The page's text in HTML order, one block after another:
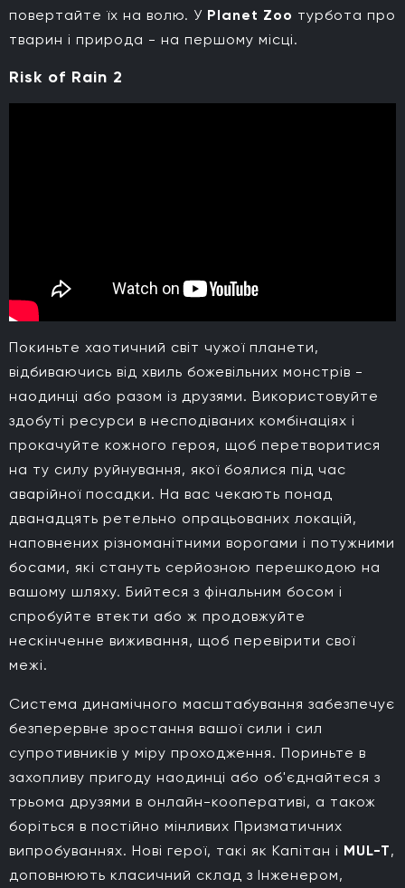
повертайте їх на волю. У Planet Zoo турбота про
тварин і природа - на першому місці.
Risk of Rain 2
Покиньте хаотичний світ чужої планети,
відбиваючись від хвиль божевільних монстрів -
наодинці або разом із друзями. Використовуйте
здобуті ресурси в несподіваних комбінаціях і
прокачуйте кожного героя, щоб перетворитися
на ту силу руйнування, якої боялися під час
аварійної посадки. На вас чекають понад
дванадцять ретельно опрацьованих локацій,
наповнених різноманітними ворогами і потужними
босами, які стануть серйозною перешкодою на
вашому шляху. Бийтеся з фінальним босом і
спробуйте втекти або ж продовжуйте
нескінченне виживання, щоб перевірити свої
межі.
Система динамічного масштабування забезпечує
безперервне зростання вашої сили і сил
супротивників у міру проходження. Пориньте в
захопливу пригоду наодинці або об'єднайтеся з
трьома друзями в онлайн-кооперативі, а також
боріться в постійно мінливих Призматичних
випробуваннях. Нові герої, такі як Капітан і MUL-T,
доповнюють класичний склад з Інженером,